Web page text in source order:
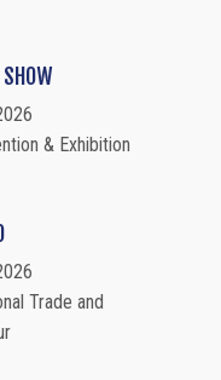
& Exhibition
Trade and